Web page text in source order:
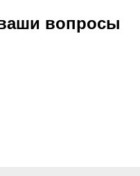
вопросы